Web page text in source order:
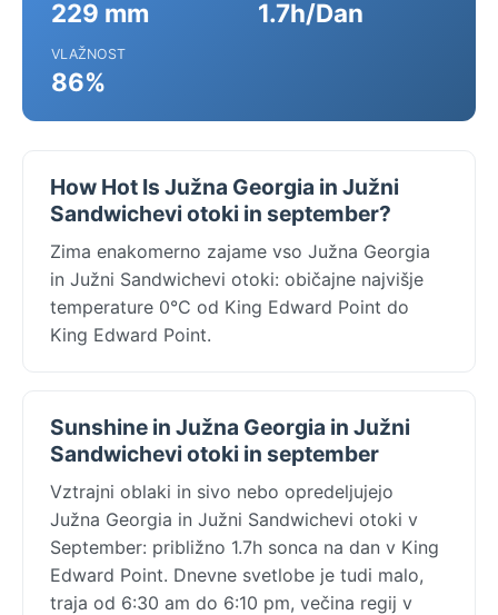
229 mm 1.7h/Dan
VLAŽNOST
86%
How Hot Is Južna Georgia in Južni
Sandwichevi otoki in september?
Zima enakomerno zajame vso Južna Georgia
in Južni Sandwichevi otoki: običajne najvišje
temperature 0°C od King Edward Point do
King Edward Point.
Sunshine in Južna Georgia in Južni
Sandwichevi otoki in september
Vztrajni oblaki in sivo nebo opredeljujejo
Južna Georgia in Južni Sandwichevi otoki v
September: približno 1.7h sonca na dan v King
Edward Point. Dnevne svetlobe je tudi malo,
traja od 6:30 am do 6:10 pm, večina regij v